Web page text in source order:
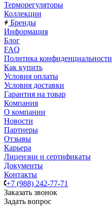
Терморегуляторы
Коллекции
Бренды
Информация
Блог
FAQ
Политика конфиденциальности
Как купить
Условия оплаты
Условия доставки
Гарантия на товар
Компания
О компании
Новости
Партнеры
Отзывы
Карьера
Лицензии и сертификаты
Документы
Контакты
+7 (988) 242-77-71
Заказать звонок
Задать вопрос